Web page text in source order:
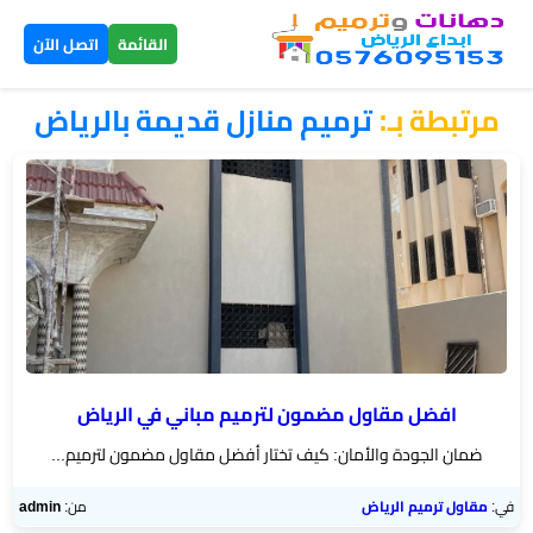
القائمة اتصل الآن ×
الرئيسية
دهانات
داخلية
الرياض
خارجية
تركيب
بديل
مرتبطة بـ:ترميم منازل قديمة بالرياض
افضل مقاول مضمون لترميم مباني في الرياض
ضمان الجودة والأمان: كيف تختار أفضل مقاول مضمون لترميم...
في:مقاول ترميم الرياض من:admin